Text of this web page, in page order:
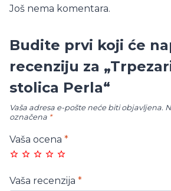
Još nema komentara.
Budite prvi koji će
recenziju za
stolica Perla“
Vaša adresa e-pošte neće biti objavljena.
označena *
Vaša ocena *
Vaša recenzija *